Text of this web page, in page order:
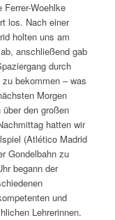
Woehlke
los. Nach einer
holten uns am
anschließend gab
durch
bekommen – was
Morgen
den großen
hatten wir
(Atlético Madrid
Gondelbahn zu
begann der
und
Lehrerinnen.